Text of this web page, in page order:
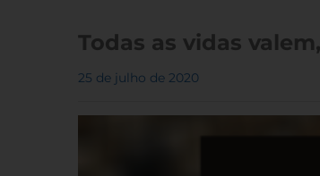
Todas as vidas
25 de julho de 2020